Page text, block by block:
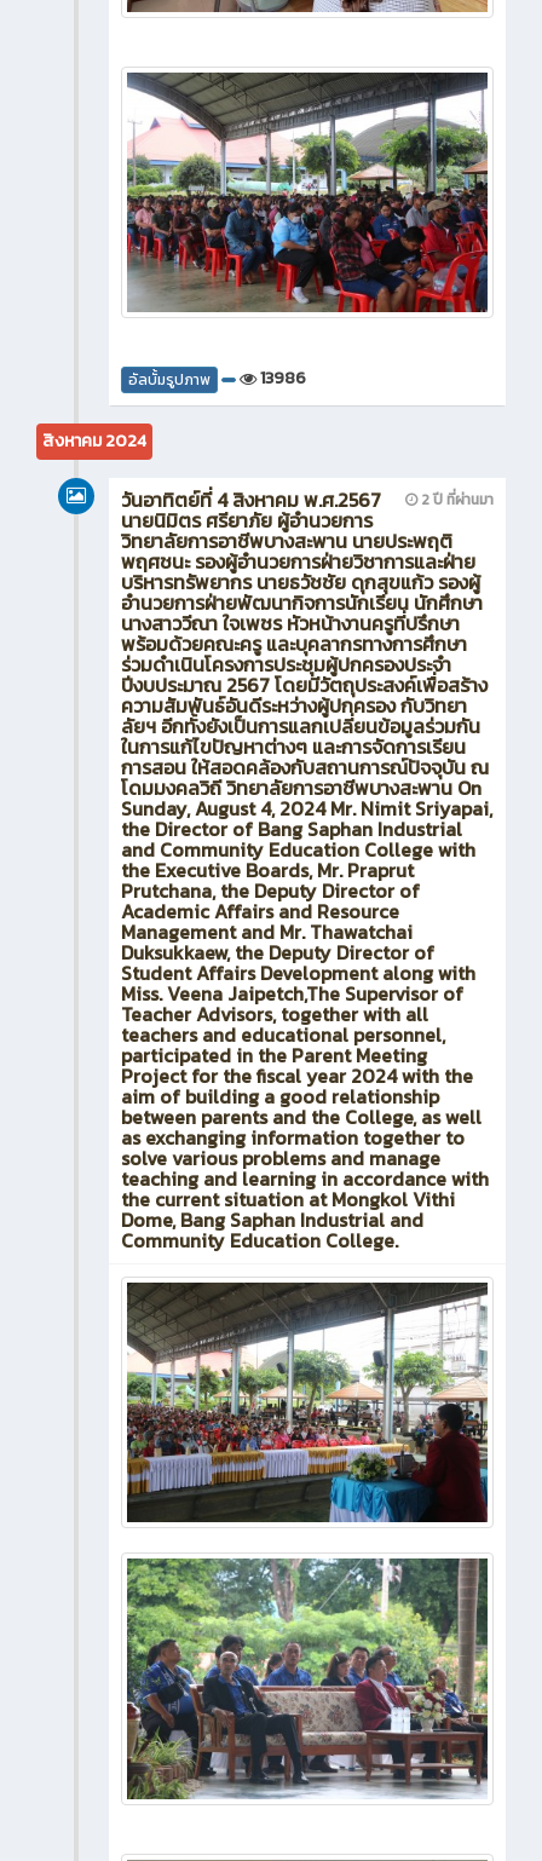
อัลบั้มรูปภาพ 13986
สิงหาคม 2024
2 ปี ที่ผ่านมา
วันอาทิตย์ที่ 4 สิงหาคม พ.ศ.2567
นายนิมิตร ศรียาภัย ผู้อำนวยการ
วิทยาลัยการอาชีพบางสะพาน นายประพฤติ
พฤศชนะ รองผู้อำนวยการฝ่ายวิชาการและฝ่าย
บริหารทรัพยากร นายธวัชชัย ดุกสุขแก้ว รองผู้
อำนวยการฝ่ายพัฒนากิจการนักเรียน นักศึกษา
นางสาววีณา ใจเพชร หัวหน้างานครูที่ปรึกษา
พร้อมด้วยคณะครู และบุคลากรทางการศึกษา
ร่วมดำเนินโครงการประชุมผู้ปกครองประจำ
ปีงบประมาณ 2567 โดยมีวัตถุประสงค์เพื่อสร้าง
ความสัมพันธ์อันดีระหว่างผู้ปกครอง กับวิทยา
ลัยฯ อีกทั้งยังเป็นการแลกเปลี่ยนข้อมูลร่วมกัน
ในการแก้ไขปัญหาต่างๆ และการจัดการเรียน
การสอน ให้สอดคล้องกับสถานการณ์ปัจจุบัน ณ
โดมมงคลวิถี วิทยาลัยการอาชีพบางสะพาน On
Sunday, August 4, 2024 Mr. Nimit Sriyapai,
the Director of Bang Saphan Industrial
and Community Education College with
the Executive Boards, Mr. Praprut
Prutchana, the Deputy Director of
Academic Affairs and Resource
Management and Mr. Thawatchai
Duksukkaew, the Deputy Director of
Student Affairs Development along with
Miss. Veena Jaipetch,The Supervisor of
Teacher Advisors, together with all
teachers and educational personnel,
participated in the Parent Meeting
Project for the fiscal year 2024 with the
aim of building a good relationship
between parents and the College, as well
as exchanging information together to
solve various problems and manage
teaching and learning in accordance with
the current situation at Mongkol Vithi
Dome, Bang Saphan Industrial and
Community Education College.